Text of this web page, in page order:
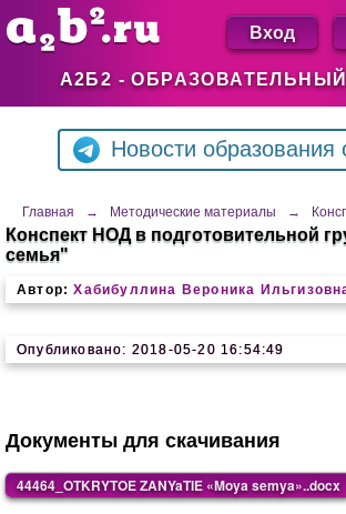
А2Б2 -
Вход
Новости образования
Главная → Методические материалы →
Конспект НОД в подготовительной
семья"
Автор: Хабибуллина Вероника
Опубликовано: 2018-05-20 16:54:49
Документы для скачивания
44464_OTKRYTOE ZANYaTIE «Moya semya»..docx